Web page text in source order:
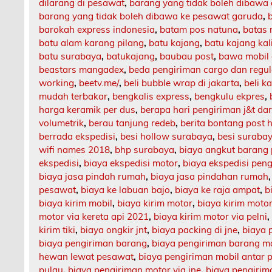
dilarang di pesawat, barang yang tidak boleh dibawa
barang yang tidak boleh dibawa ke pesawat garuda,
barokah express indonesia, batam pos natuna, batas
batu alam karang pilang, batu kajang, batu kajang
batu surabaya, batukajang, baubau post, bawa
beastars mangadex, beda pengiriman cargo dan
working, beetv.me/, beli bubble wrap di jakarta, beli
mudah terbakar, bengkalis express, bengkulu ekpres,
harga keramik per dus, berapa hari pengiriman j&t
volumetrik, berau tanjung redeb, berita bontang post
berrada ekspedisi, besi hollow surabaya, besi
wifi names 2018, bhp surabaya, biaya angkut barang
ekspedisi, biaya ekspedisi motor, biaya ekspedisi
biaya jasa pindah rumah, biaya jasa pindahan rumah
pesawat, biaya ke labuan bajo, biaya ke raja ampat,
biaya kirim mobil, biaya kirim motor, biaya kirim
motor via kereta api 2021, biaya kirim motor via pelni,
kirim tiki, biaya ongkir jnt, biaya packing di jne, biaya
biaya pengiriman barang, biaya pengiriman barang
hewan lewat pesawat, biaya pengiriman mobil antar